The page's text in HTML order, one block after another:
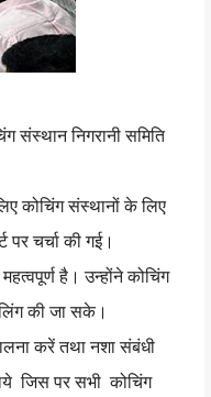
संस्थान निगरानी समिति
कोचिंग संस्थानों के लिए
पर चर्चा की गई।
है। उन्होंने कोचिंग
की जा सके।
करें तथा नशा संबंधी
जिस पर सभी कोचिंग